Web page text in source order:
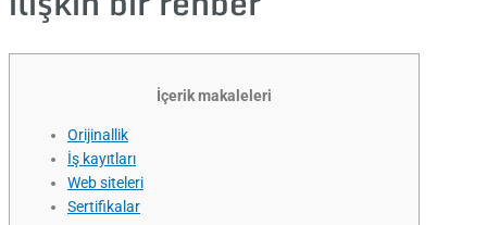
İçerik makaleleri
Orijinallik
İş kayıtları
Web siteleri
Sertifikalar